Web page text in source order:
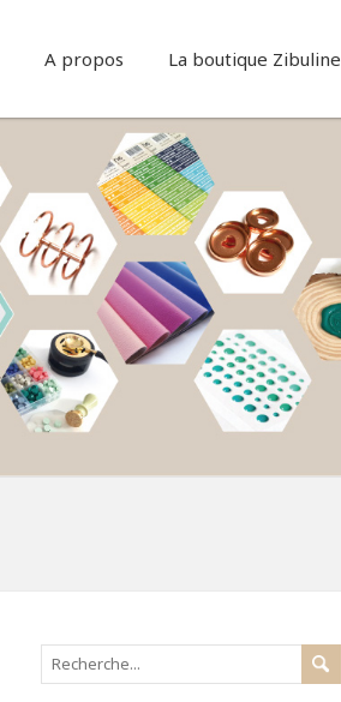
A propos La boutique Zibuline